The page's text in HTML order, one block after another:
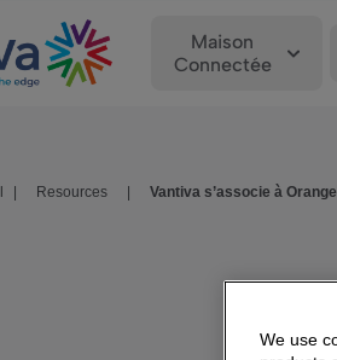
Maison
Connectée
Resources Vantiva s’associe à
We use